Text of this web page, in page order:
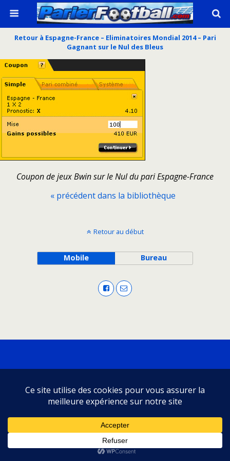
Retour à Espagne-France – Eliminatoires Mondial 2014 – Pari
Gagnant sur le Nul des Bleus
Coupon de jeux Bwin sur le Nul du pari Espagne-France
« précédent dans la bibliothèque
Retour au début
Mobile Bureau